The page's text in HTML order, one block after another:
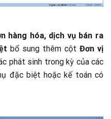
hàng hóa, dịch vụ bán ra
bổ sung thêm cột Đơn vị
phát sinh trong kỳ của các
đặc biệt hoặc kế toán có